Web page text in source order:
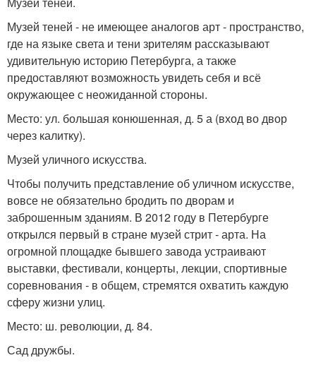
Музей теней - не имеющее аналогов арт - пространство,
где на языке света и тени зрителям рассказывают
удивительную историю Петербурга, а также
предоставляют возможность увидеть себя и всё
окружающее с неожиданной стороны.
Место: ул. большая конюшенная, д. 5 а (вход во двор
через калитку).
Музей уличного искусства.
Чтобы получить представление об уличном искусстве,
вовсе не обязательно бродить по дворам и
заброшенным зданиям. В 2012 году в Петербурге
открылся первый в стране музей стрит - арта. На
огромной площадке бывшего завода устраивают
выставки, фестивали, концерты, лекции, спортивные
соревнования - в общем, стремятся охватить каждую
сферу жизни улиц.
Место: ш. революции, д. 84.
Сад дружбы.